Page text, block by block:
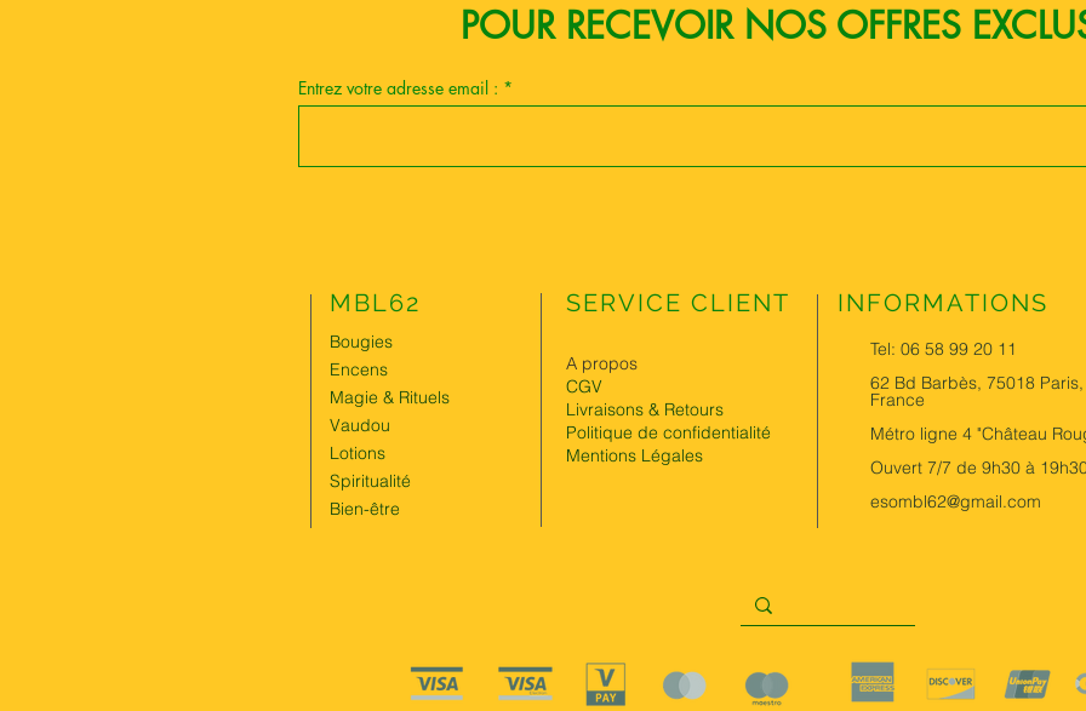
POUR RECEVOIR NOS OFFRES
Entrez votre adresse email :
MBL62
Bougies
Encens
Magie & Rituels
Vaudou
Lotions
Spiritualité
Bien-être
SERVICE CLIENT
A propos
CGV
Livraisons & Retours
Politique de confidentialité
Mentions Légales
INFORMATIONS
Tel: 06 58 99 20 11
62 Bd Barbès, 75018 Paris,
France
Métro ligne 4 "Château
Ouvert 7/7 de 9h30 à
esombl62@gmail.com